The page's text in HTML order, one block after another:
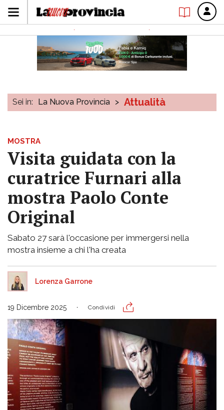
Sei in: La Nuova Provincia > Attualità
MOSTRA
Visita guidata con la
curatrice Furnari alla
mostra Paolo Conte
Original
Sabato 27 sarà l'occasione per immergersi nella
mostra insieme a chi l'ha creata
Lorenza Garrone
19 Dicembre 2025 Condividi